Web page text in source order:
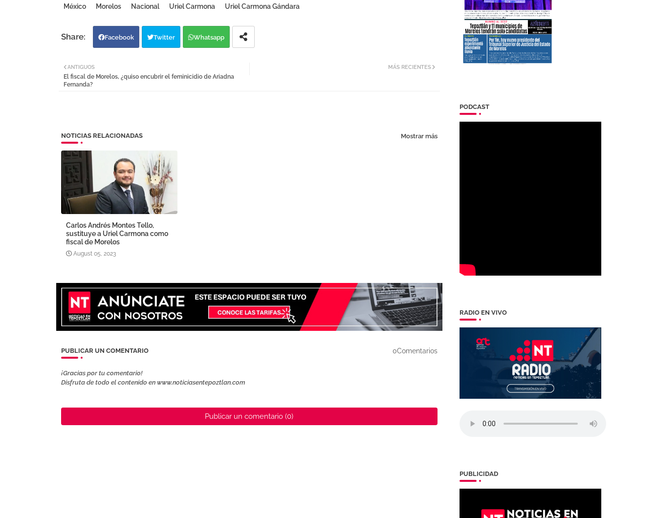
México
Morelos Nacional Uriel Carmona Uriel Carmona Gándara
Facebook Twitter Whatsapp
MÁS RECIENTES
ANTIGUOS
El fiscal de Morelos, ¿quiso encubrir el feminicidio de Ariadna
Fernanda?
NOTICIAS RELACIONADAS Mostrar más
Carlos Andrés Montes Tello,
sustituye a Uriel Carmona como
fiscal de Morelos
August 05, 2023
PUBLICAR UN COMENTARIO 0Comentarios
¡Gracias por tu comentario!
Disfruta de todo el contenido en www.noticiasentepoztlan.com
Publicar un comentario (0)
PODCAST
RADIO EN VIVO
PUBLICIDAD